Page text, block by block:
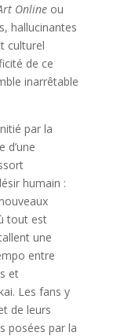
Onlineou
hallucinantes
culturel
de ce
inarrêtable
par la
d’une
humain :
tout est
une
entre
et
Les fans y
de leurs
posées par la